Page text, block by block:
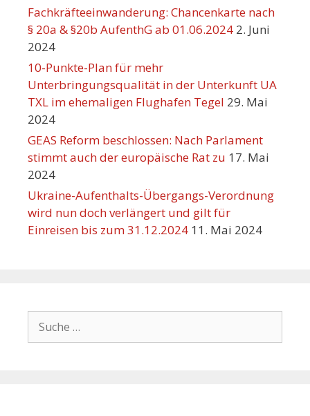
Fachkräfteeinwanderung: Chancenkarte nach
§ 20a & §20b AufenthG ab 01.06.2024 2. Juni
2024
10-Punkte-Plan für mehr
Unterbringungsqualität in der Unterkunft UA
TXL im ehemaligen Flughafen Tegel 29. Mai
2024
GEAS Reform beschlossen: Nach Parlament
stimmt auch der europäische Rat zu 17. Mai
2024
Ukraine-Aufenthalts-Übergangs-Verordnung
wird nun doch verlängert und gilt für
Einreisen bis zum 31.12.2024 11. Mai 2024